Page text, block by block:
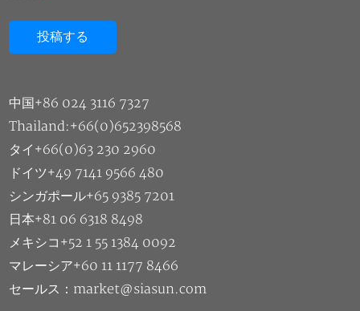
中国+86 024 3116 7327
Thailand:+66(0)652398568
タイ+66(0)63 230 2960
ドイツ+49 7141 9566 480
シンガポール+65 9385 7201
日本+81 06 6318 8498
メキシコ+52 1 55 1384 0092
マレーシア+60 11 1177 8466
セールス：market@siasun.com